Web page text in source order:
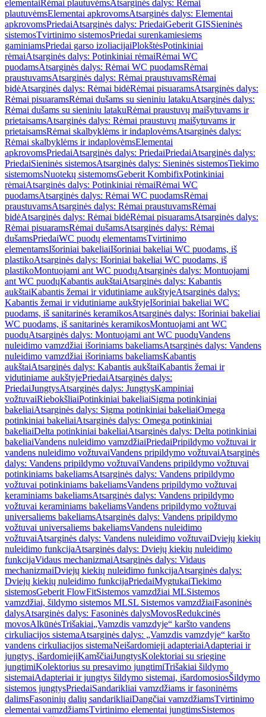
elementaiRėmai plautuvėmsAtsarginės dalys: Rėmai
plautuvėmsElementai apkrovomsAtsarginės dalys: Elementai
apkrovomsPriedaiAtsarginės dalys: PriedaiGeberit GISSieninės
sistemosTvirtinimo sistemosPriedai surenkamiesiems
gaminiamsPriedai garso izoliacijaiPlokštėsPotinkiniai
rėmaiAtsarginės dalys: Potinkiniai rėmaiRėmai WC
puodamsAtsarginės dalys: Rėmai WC puodamsRėmai
praustuvamsAtsarginės dalys: Rėmai praustuvamsRėmai
bidėAtsarginės dalys: Rėmai bidėRėmai pisuaramsAtsarginės dalys:
Rėmai pisuaramsRėmai dušams su sieniniu latakuAtsarginės dalys:
Rėmai dušams su sieniniu latakuRėmai praustuvų maišytuvams ir
prietaisamsAtsarginės dalys: Rėmai praustuvų maišytuvams ir
prietaisamsRėmai skalbyklėms ir indaplovėmsAtsarginės dalys:
Rėmai skalbyklėms ir indaplovėmsElementai
apkrovomsPriedaiAtsarginės dalys: PriedaiPriedaiAtsarginės dalys:
PriedaiSieninės sistemosAtsarginės dalys: Sieninės sistemosTiekimo
sistemomsNuotekų sistemomsGeberit KombifixPotinkiniai
rėmaiAtsarginės dalys: Potinkiniai rėmaiRėmai WC
puodamsAtsarginės dalys: Rėmai WC puodamsRėmai
praustuvamsAtsarginės dalys: Rėmai praustuvamsRėmai
bidėAtsarginės dalys: Rėmai bidėRėmai pisuaramsAtsarginės dalys:
Rėmai pisuaramsRėmai dušamsAtsarginės dalys: Rėmai
dušamsPriedaiWC puodų elementamsTvirtinimo
elementamsIšoriniai bakeliaiIšoriniai bakeliai WC puodams, iš
plastikoAtsarginės dalys: Išoriniai bakeliai WC puodams, iš
plastikoMontuojami ant WC puodųAtsarginės dalys: Montuojami
ant WC puodųKabantis aukštaiAtsarginės dalys: Kabantis
aukštaiKabantis žemai ir vidutiniame aukštyjeAtsarginės dalys:
Kabantis žemai ir vidutiniame aukštyjeIšoriniai bakeliai WC
puodams, iš sanitarinės keramikosAtsarginės dalys: Išoriniai bakeliai
WC puodams, iš sanitarinės keramikosMontuojami ant WC
puodųAtsarginės dalys: Montuojami ant WC puodųVandens
nuleidimo vamzdžiai išoriniams bakeliamsAtsarginės dalys: Vandens
nuleidimo vamzdžiai išoriniams bakeliamsKabantis
aukštaiAtsarginės dalys: Kabantis aukštaiKabantis žemai ir
vidutiniame aukštyjePriedaiAtsarginės dalys:
PriedaiJungtysAtsarginės dalys: JungtysKampiniai
vožtuvaiRiebokšliaiPotinkiniai bakeliaiSigma potinkiniai
bakeliaiAtsarginės dalys: Sigma potinkiniai bakeliaiOmega
potinkiniai bakeliaiAtsarginės dalys: Omega potinkiniai
bakeliaiDelta potinkiniai bakeliaiAtsarginės dalys: Delta potinkiniai
bakeliaiVandens nuleidimo vamzdžiaiPriedaiPripildymo vožtuvai ir
vandens nuleidimo vožtuvaiVandens pripildymo vožtuvaiAtsarginės
dalys: Vandens pripildymo vožtuvaiVandens pripildymo vožtuvai
potinkiniams bakeliamsAtsarginės dalys: Vandens pripildymo
vožtuvai potinkiniams bakeliamsVandens pripildymo vožtuvai
keraminiams bakeliamsAtsarginės dalys: Vandens pripildymo
vožtuvai keraminiams bakeliamsVandens pripildymo vožtuvai
universaliems bakeliamsAtsarginės dalys: Vandens pripildymo
vožtuvai universaliems bakeliamsVandens nuleidimo
vožtuvaiAtsarginės dalys: Vandens nuleidimo vožtuvaiDviejų kiekių
nuleidimo funkcijaAtsarginės dalys: Dviejų kiekių nuleidimo
funkcijaVidaus mechanizmaiAtsarginės dalys: Vidaus
mechanizmaiDviejų kiekių nuleidimo funkcijaAtsarginės dalys:
Dviejų kiekių nuleidimo funkcijaPriedaiMygtukaiTiekimo
sistemosGeberit FlowFitSistemos vamzdžiai MLSistemos
vamzdžiai, šildymo sistemos MLSL Sistemos vamzdžiaiFasoninės
dalysAtsarginės dalys: Fasoninės dalysMovosRedukcinės
movosAlkūnėsTrišakiai„Vamzdis vamzdyje“ karšto vandens
cirkuliacijos sistemaAtsarginės dalys: „Vamzdis vamzdyje“ karšto
vandens cirkuliacijos sistemaNeišardomieji adapteriaiAdapteriai ir
jungtys, išardomiejiKamščiaiJungtysKolektoriai su sriegine
jungtimiKolektorius su presavimo jungtimiTrišakiai šildymo
sistemaiAdapteriai ir jungtys šildymo sistemai, išardomosiosŠildymo
sistemos jungtysPriedaiSandarikliai vamzdžiams ir fasoninėms
dalimsFasoninių dalių sandarikliaiDangčiai vamzdžiamsTvirtinimo
elementai vamzdžiamsTvirtinimo elementai jungtimsSistemos